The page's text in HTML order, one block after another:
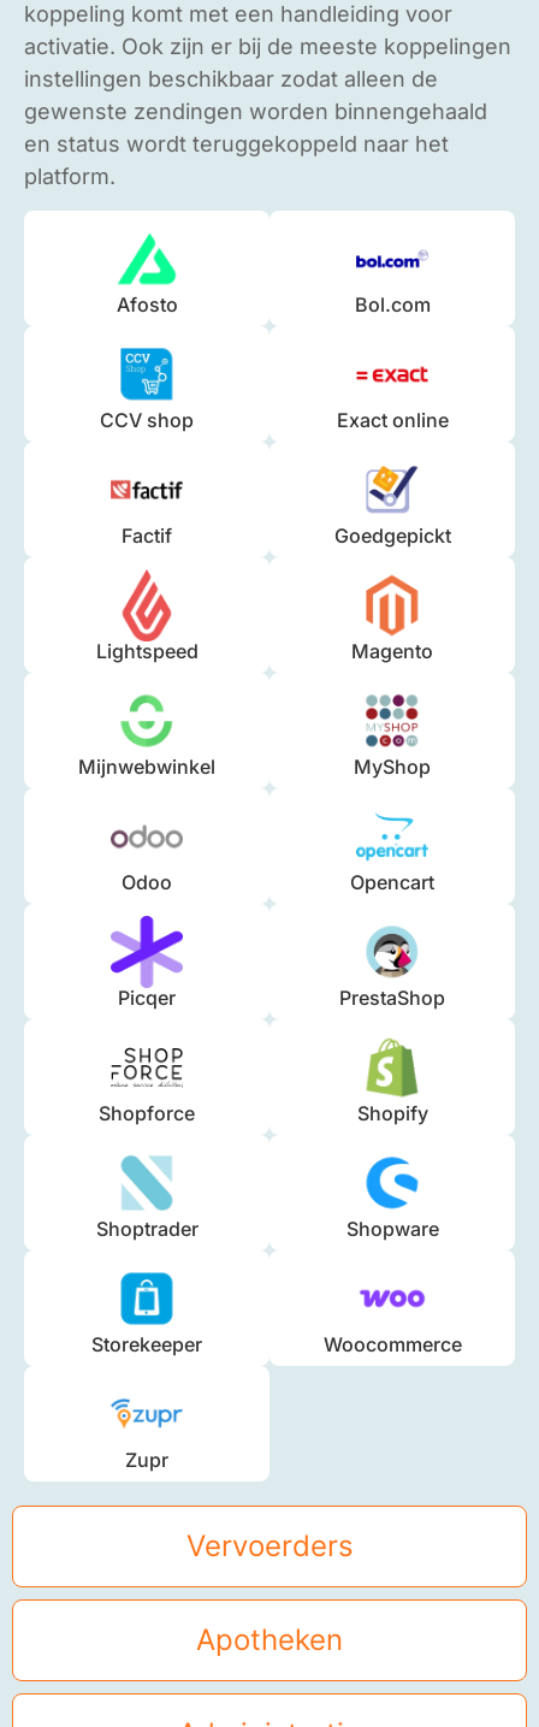
Vervoerders
Apotheken
koppeling komt met een handleiding voor
activatie. Ook zijn er bij de meeste koppelingen
instellingen beschikbaar zodat alleen de
gewenste zendingen worden binnengehaald
en status wordt teruggekoppeld naar het
platform.
Afosto Bol.com
CCV shop Exact online
Factif Goedgepickt
Lightspeed Magento
Mijnwebwinkel MyShop
Odoo Opencart
Picqer PrestaShop
Shopforce Shopify
Shoptrader Shopware
Storekeeper Woocommerce
Zupr